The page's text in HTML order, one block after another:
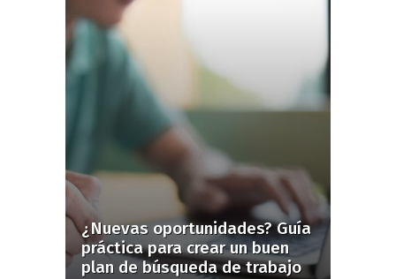
¿Nuevas oportunidades? Guía
práctica para crear un buen
plan de búsqueda de trabajo